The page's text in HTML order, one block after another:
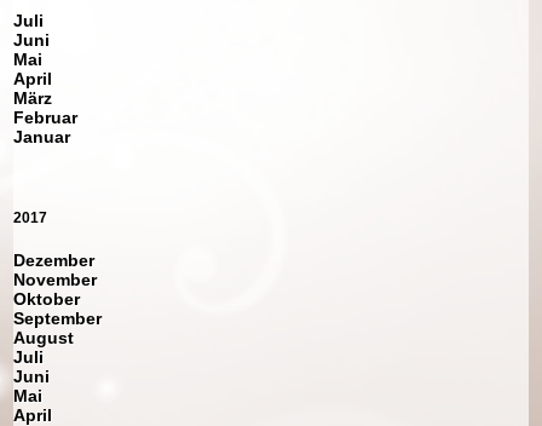
Juli
Juni
Mai
April
März
Februar
Januar
2017
Dezember
November
Oktober
September
August
Juli
Juni
Mai
April